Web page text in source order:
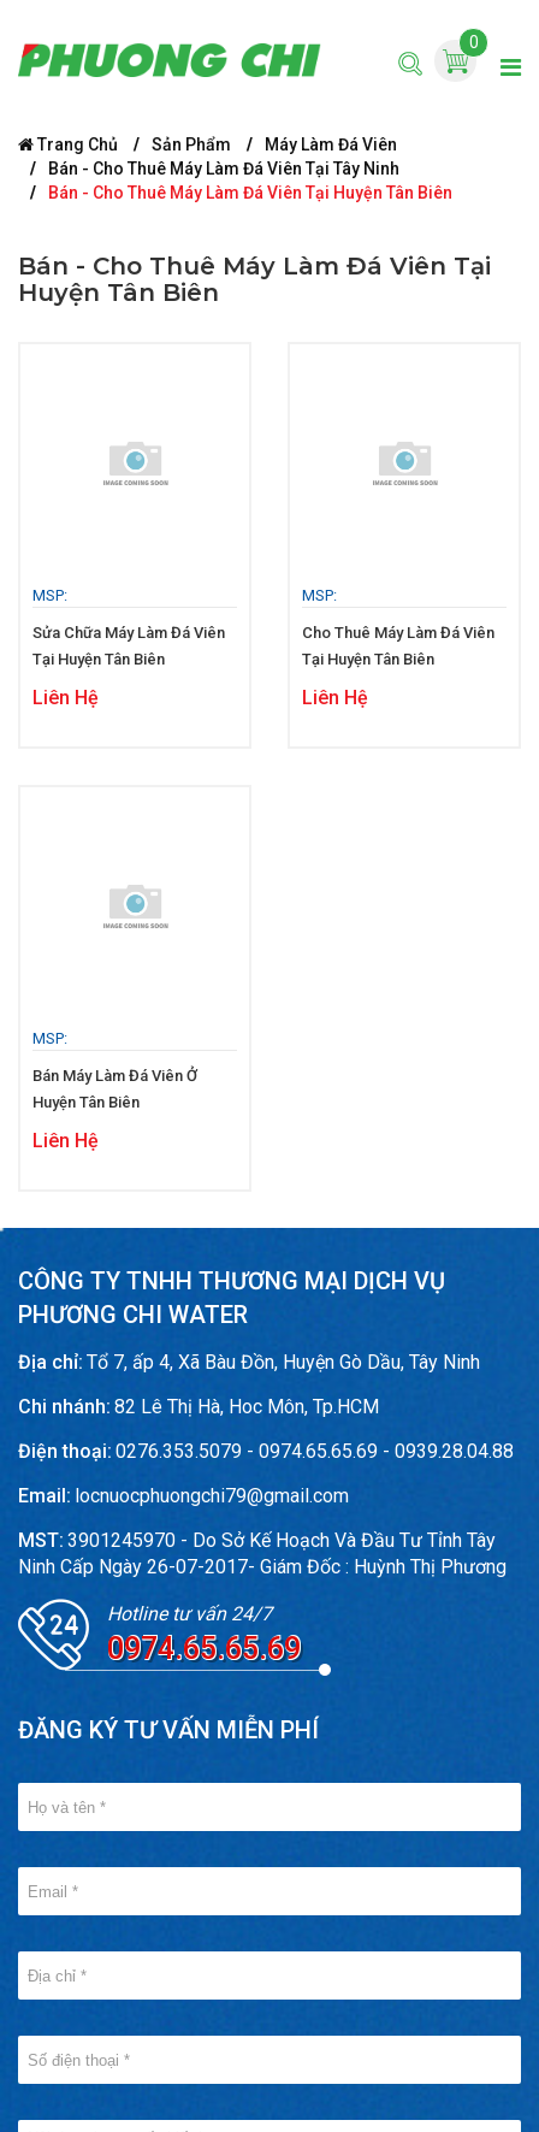
0
Trang Chủ Sản Phẩm
Máy Làm Đá Viên
Bán - Cho Thuê Máy Làm Đá Viên Tại Tây Ninh
Bán - Cho Thuê Máy Làm Đá Viên Tại Huyện Tân Biên
Bán - Cho Thuê Máy Làm Đá Viên Tại
Huyện Tân Biên
MSP:
Sửa Chữa Máy Làm Đá Viên
Tại Huyện Tân Biên
Liên Hệ
MSP:
Cho Thuê Máy Làm Đá Viên
Tại Huyện Tân Biên
Liên Hệ
MSP:
Bán Máy Làm Đá Viên Ở
Huyện Tân Biên
Liên Hệ
CÔNG TY TNHH THƯƠNG MẠI DỊCH VỤ
PHƯƠNG CHI WATER
Địa chỉ: Tổ 7, ấp 4, Xã Bàu Đồn, Huyện Gò Dầu, Tây Ninh
Chi nhánh: 82 Lê Thị Hà, Hoc Môn, Tp.HCM
Điện thoại: 0276.353.5079 - 0974.65.65.69 - 0939.28.04.88
Email: locnuocphuongchi79@gmail.com
MST: 3901245970 - Do Sở Kế Hoạch Và Đầu Tư Tỉnh Tây
Ninh Cấp Ngày 26-07-2017- Giám Đốc : Huỳnh Thị Phương
Hotline tư vấn 24/7
0974.65.65.69
ĐĂNG KÝ TƯ VẤN MIỄN PHÍ